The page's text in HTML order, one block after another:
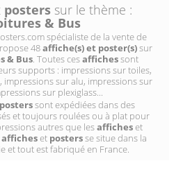
posters sur le thème :
& Bus
spécialiste de la vente de
48affiche(s) et poster(s)sur
& Bus. Toutes cesaffichessont
supports : impressions sur toiles,
impressions sur alu, impressions sur
sur plexiglass...
posterssont expédiées dans des
et toujours roulées ou à plat pour
autres que lesafficheset
afficheset postersse situe dans la
et tout est fabriqué en France.